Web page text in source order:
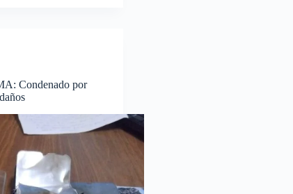
Condenado por